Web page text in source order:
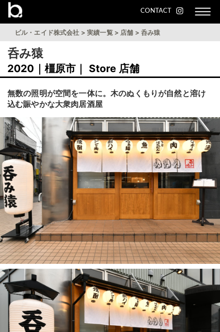
CONTACT
ビル・エイド株式会社 >実績一覧> 店舗 >呑み猿
呑み猿
2020｜橿原市｜ Store 店舗
無数の照明が空間を一体に。木のぬくもりが自然と溶け
込む賑やかな大衆肉居酒屋